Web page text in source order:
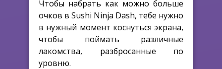
Чтобы набрать как можно больше
очков в Sushi Ninja Dash, тебе нужно
в нужный момент коснуться экрана,
чтобы поймать различные
лакомства, разбросанные по
уровню.